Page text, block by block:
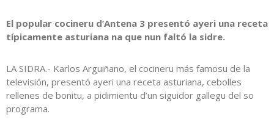
El popular cocineru d’Antena 3 presentó ayeri una receta
típicamente asturiana na que nun faltó la sidre.
LA SIDRA.- Karlos Arguiñano, el cocineru más famosu de la
televisión, presentó ayeri una receta asturiana, cebolles
rellenes de bonitu, a pidimientu d’un siguidor gallegu del so
programa.